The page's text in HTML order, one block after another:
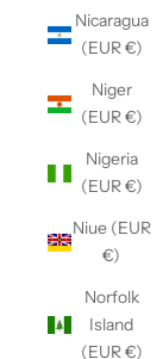
Nicaragua
(EUR €)
Niger
(EUR €)
Nigeria
(EUR €)
Niue (EUR
€)
Norfolk
Island
(EUR €)